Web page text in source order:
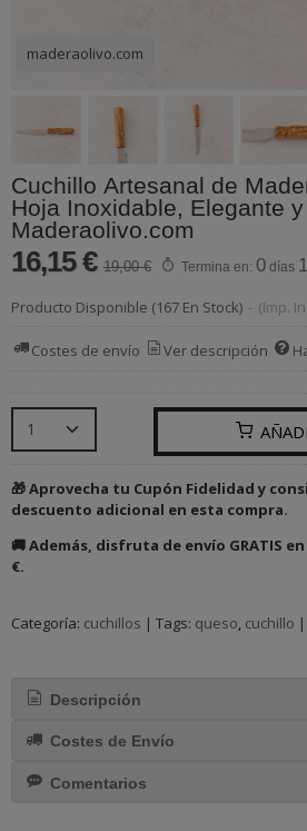
maderaolivo.com
Cuchillo Artesanal de
Hoja Inoxidable, Elegante
Maderaolivo.com
16,15 € 19,00 € Termina en: 0 días
Producto Disponible (167 En Stock) - (Imp.
Costes de envío Ver descripción
🎁 Aprovecha tu Cupón Fidelidad y
descuento adicional en esta compra.
🚚 Además, disfruta de envío GRATIS
€.
Categoría: cuchillos | Tags: queso cuchillo |
Descripción
Costes de Envío
Comentarios